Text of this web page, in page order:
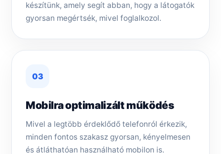
készítünk, amely segít abban, hogy a látogatók
gyorsan megértsék, mivel foglalkozol.
03
Mobilra optimalizált működés
Mivel a legtöbb érdeklődő telefonról érkezik,
minden fontos szakasz gyorsan, kényelmesen
és átláthatóan használható mobilon is.